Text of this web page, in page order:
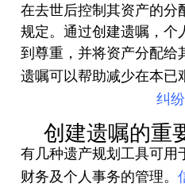
创建遗嘱的重
在去世后控制其资产的分
规定。通过创建遗嘱，个
到尊重，并将资产分配给
遗嘱可以帮助减少在本已
纠纷
有几种遗产规划工具可用
财务及个人事务的管理。